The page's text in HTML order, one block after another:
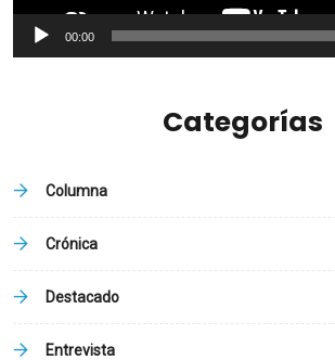
00:00
Categorías
Columna
Crónica
Destacado
Entrevista